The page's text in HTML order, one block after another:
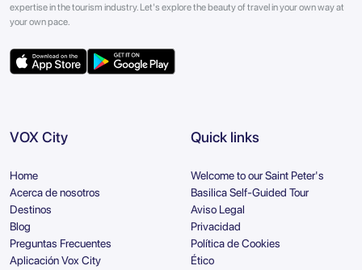
expertise in the tourism industry. Let's explore the beauty of travel in your own way at
your own pace.
VOX City
Home
Acerca de nosotros
Destinos
Blog
Preguntas Frecuentes
Aplicación Vox City
Quick links
Welcome to our Saint Peter's
Basilica Self-Guided Tour
Aviso Legal
Privacidad
Política de Cookies
Ético